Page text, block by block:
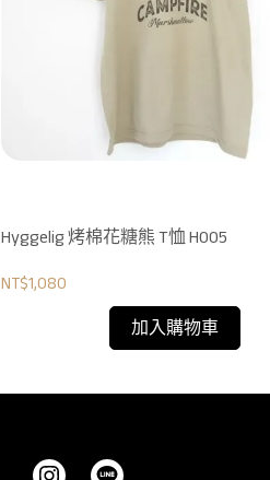
Hyggelig 烤棉花糖熊 T恤 H005
NT$1,080
加入購物車